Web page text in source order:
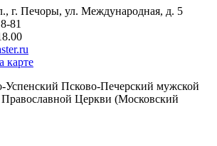
г. Печоры, ул. Международная, д. 5
81
карте
Успенский Псково-Печерский мужской
Церкви (Московский